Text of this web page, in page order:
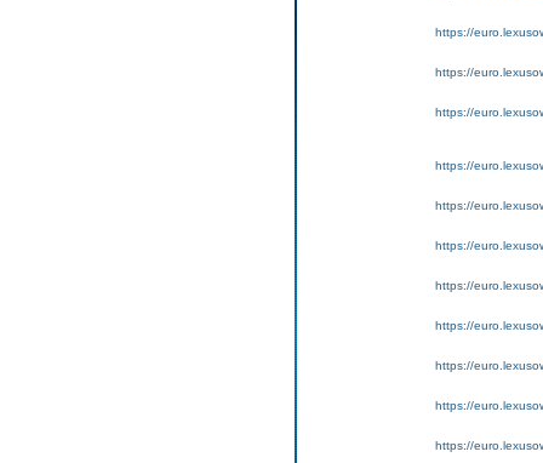
https://
https://
https://
https://
https://
https://
https://
https://
https://
https://
https://